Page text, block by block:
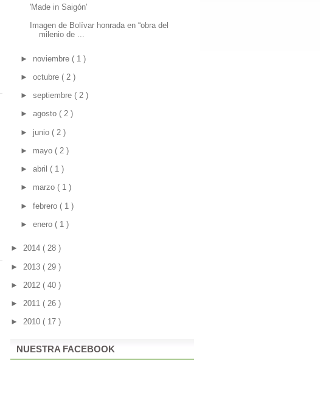
'Made in Saigón'
Imagen de Bolívar honrada en “obra del
milenio de ...
► noviembre ( 1 )
► octubre ( 2 )
► septiembre ( 2 )
► agosto ( 2 )
► junio ( 2 )
► mayo ( 2 )
► abril ( 1 )
► marzo ( 1 )
► febrero ( 1 )
► enero ( 1 )
► 2014 ( 28 )
► 2013 ( 29 )
► 2012 ( 40 )
► 2011 ( 26 )
► 2010 ( 17 )
NUESTRA FACEBOOK